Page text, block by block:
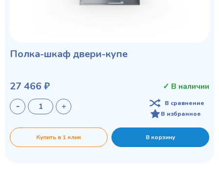
Полка-шкаф двери-купе
27 466 ₽ ✓ В наличии
В сравнение
В избранное
Купить в 1 клик В корзину